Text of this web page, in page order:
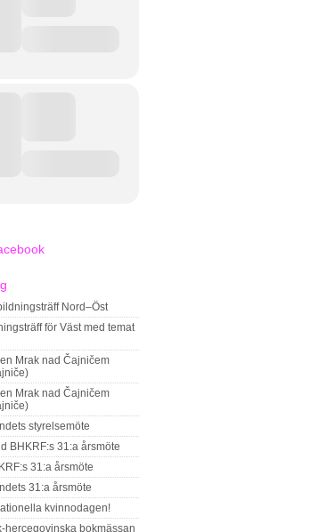
Nord–Öst
för Väst med temat
Mrak nad Čajničem
Mrak nad Čajničem
styrelsemöte
BHKRF:s 31:a årsmöte
31:a årsmöte
31:a årsmöte
kvinnodagen!
hercegovinska bokmässan